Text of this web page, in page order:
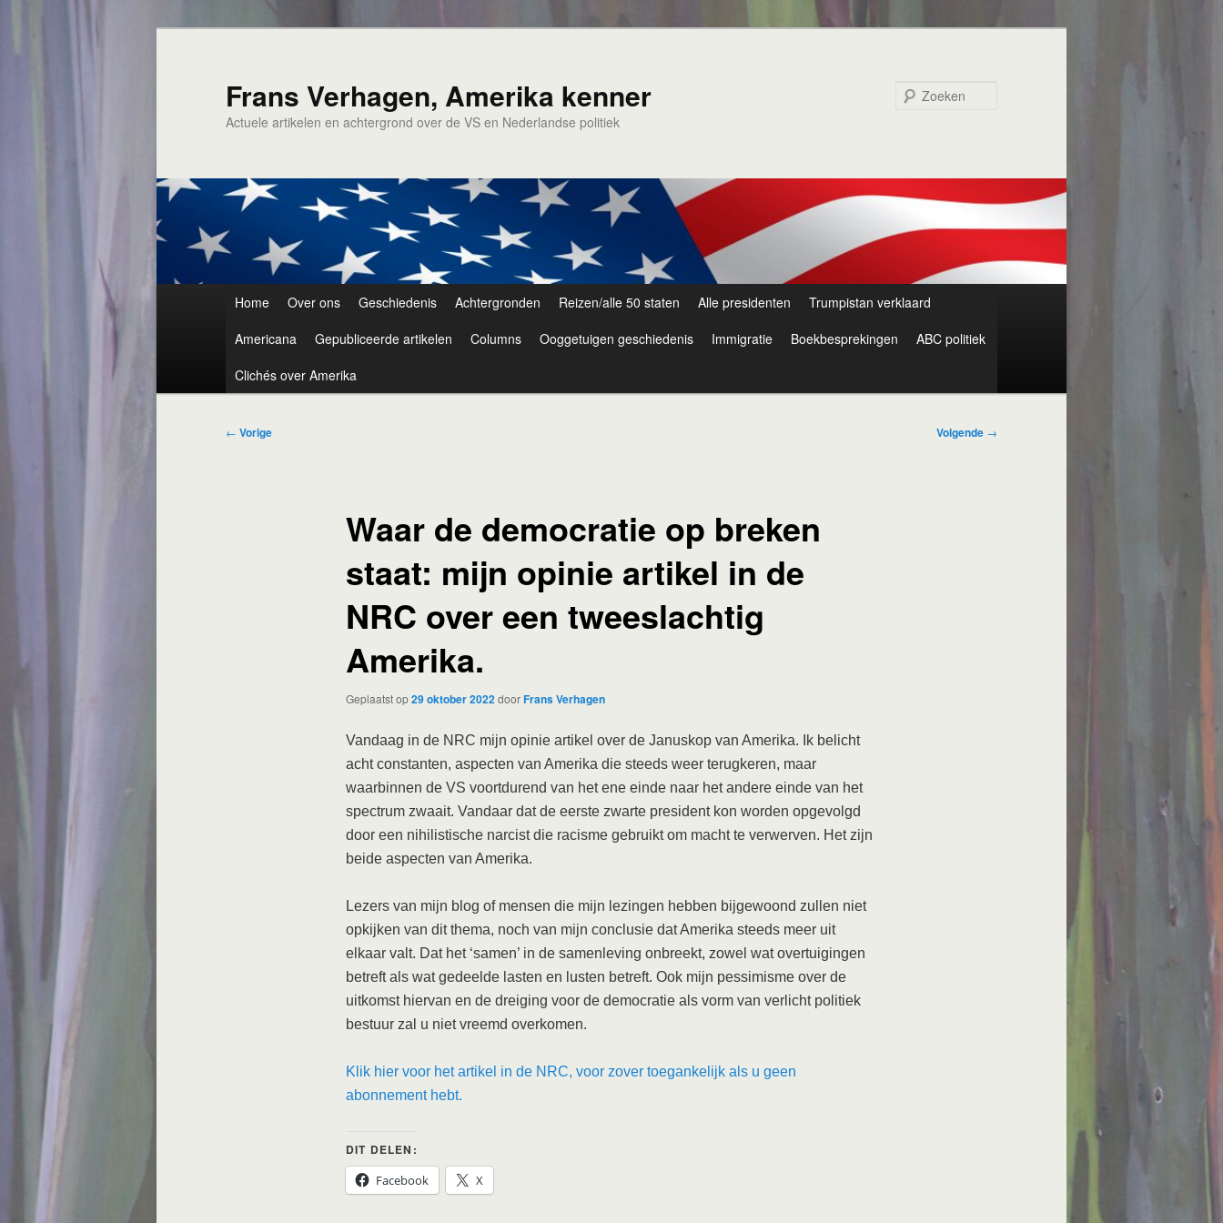
Frans Verhagen, Amerika kenner
Actuele artikelen en achtergrond over de VS en Nederlandse politiek
Home Over ons Geschiedenis Achtergronden Reizen/alle 50 staten Alle presidenten
Trumpistan verklaard
Americana
Gepubliceerde artikelen Columns Ooggetuigen geschiedenis Immigratie Boekbesprekingen
ABC politiek
Clichés over Amerika
Bericht
← Vorige Volgende →
Waar de democratie op breken
staat: mijn opinie artikel in de
NRC over een tweeslachtig
Amerika.
Geplaatst op29 oktober 2022doorFrans Verhagen
Vandaag in de NRC mijn opinie artikel over de Januskop van Amerika. Ik belicht
acht constanten, aspecten van Amerika die steeds weer terugkeren, maar
waarbinnen de VS voortdurend van het ene einde naar het andere einde van het
spectrum zwaait. Vandaar dat de eerste zwarte president kon worden opgevolgd
door een nihilistische narcist die racisme gebruikt om macht te verwerven. Het zijn
beide aspecten van Amerika.
Lezers van mijn blog of mensen die mijn lezingen hebben bijgewoond zullen niet
opkijken van dit thema, noch van mijn conclusie dat Amerika steeds meer uit
elkaar valt. Dat het ‘samen’ in de samenleving onbreekt, zowel wat overtuigingen
betreft als wat gedeelde lasten en lusten betreft. Ook mijn pessimisme over de
uitkomst hiervan en de dreiging voor de democratie als vorm van verlicht politiek
bestuur zal u niet vreemd overkomen.
Klik hier voor het artikel in de NRC, voor zover toegankelijk als u geen
abonnement hebt.
DIT DELEN:
Facebook
X